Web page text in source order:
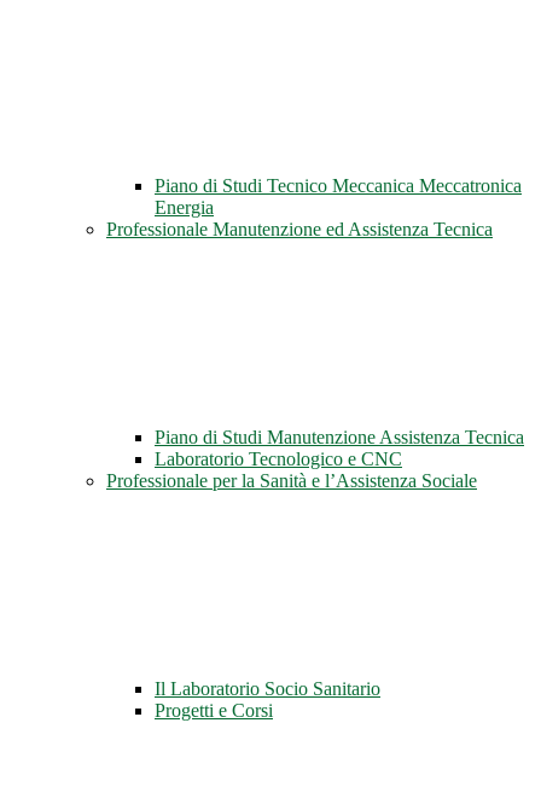
Piano di Studi Tecnico Meccanica Meccatronica
Energia
Professionale Manutenzione ed Assistenza Tecnica
Piano di Studi Manutenzione Assistenza Tecnica
Laboratorio Tecnologico e CNC
Professionale per la Sanità e l’Assistenza Sociale
Il Laboratorio Socio Sanitario
Progetti e Corsi